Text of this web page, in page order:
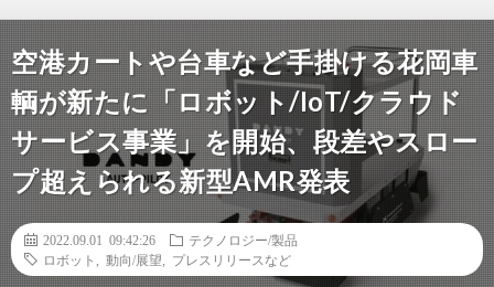
空港カートや台車など手掛ける花岡車
輌が新たに「ロボット/IoT/クラウド
サービス事業」を開始、段差やスロー
プ超えられる新型AMR発表
2022.09.01 09:42:26
テクノロジー/製品
ロボット
動向/展望 プレスリリースなど